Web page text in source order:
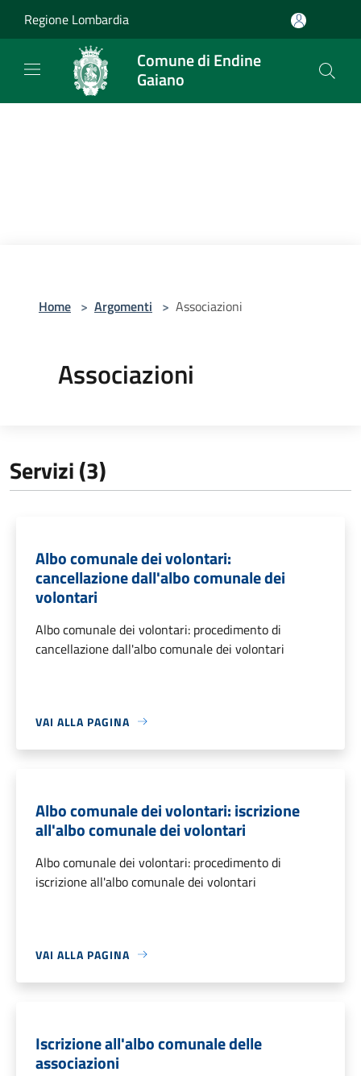
Regione Lombardia
Comune di Endine
Gaiano
Home > Argomenti > Associazioni
Associazioni
Servizi (3)
Albo comunale dei volontari:
cancellazione dall'albo comunale dei
volontari
Albo comunale dei volontari: procedimento di
cancellazione dall'albo comunale dei volontari
VAI ALLA PAGINA
Albo comunale dei volontari: iscrizione
all'albo comunale dei volontari
Albo comunale dei volontari: procedimento di
iscrizione all'albo comunale dei volontari
VAI ALLA PAGINA
Iscrizione all'albo comunale delle
associazioni